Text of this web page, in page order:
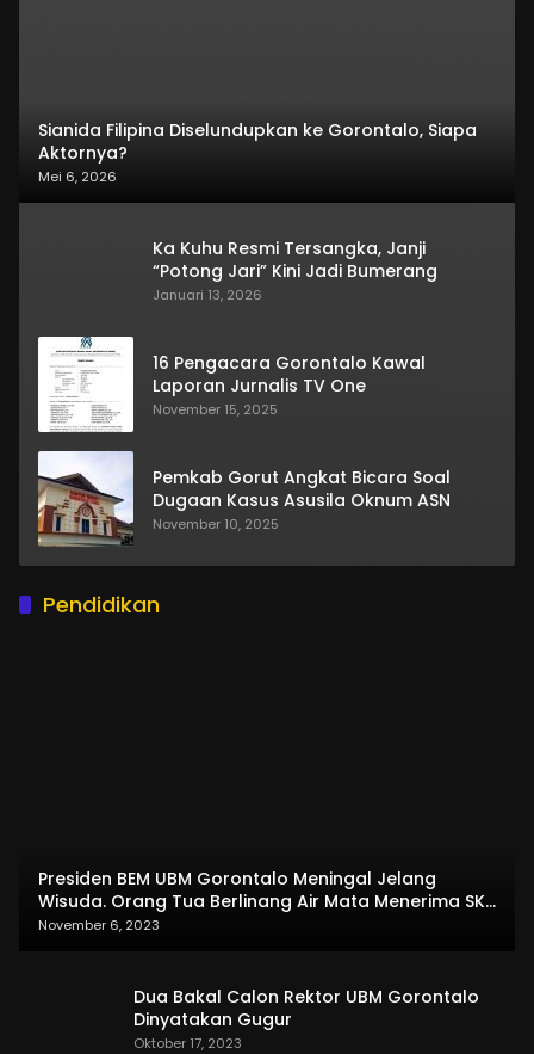
Sianida Filipina Diselundupkan ke Gorontalo, Siapa
Aktornya?
Mei 6, 2026
Ka Kuhu Resmi Tersangka, Janji
“Potong Jari” Kini Jadi Bumerang
Januari 13, 2026
16 Pengacara Gorontalo Kawal
Laporan Jurnalis TV One
November 15, 2025
Pemkab Gorut Angkat Bicara Soal
Dugaan Kasus Asusila Oknum ASN
November 10, 2025
Pendidikan
Presiden BEM UBM Gorontalo Meningal Jelang
Wisuda. Orang Tua Berlinang Air Mata Menerima SKL
dan Pemasangan Salempang
November 6, 2023
Dua Bakal Calon Rektor UBM Gorontalo
Dinyatakan Gugur
Oktober 17, 2023